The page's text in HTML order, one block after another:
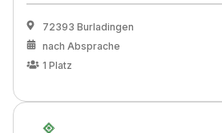
72393 Burladingen
nach Absprache
1 Platz